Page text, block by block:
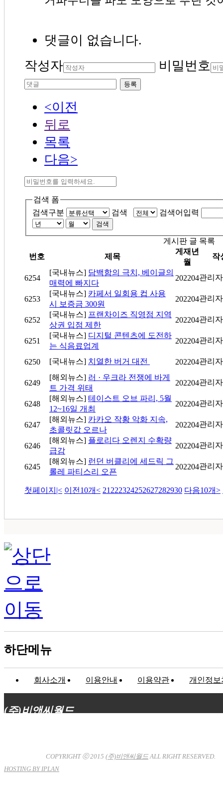
댓글이 없습니다.
작성자
비밀번호
등록
<이전
뒤로
목록
다음>
검색 폼
검색구분
검색 검색어입력
검색
게시판 글 목록
번호
제목
게재년
월
작
6254
[국내뉴스] 담백함의 극치, 베이글의
매력에 빠지다
202204관리자
6253
[국내뉴스] 카페서 일회용 컵 사용
시 보증금 300원
202204관리자
6252
[국내뉴스] 프랜차이즈 직영점 지역
상권 입점 제한
202204관리자
6251
[국내뉴스] 디지털 콘텐츠에 도전하
는 식음료업계
202204관리자
6250 [국내뉴스] 치열한 버거 대전 202204관리자
6249
[해외뉴스] 러 · 우크라 전쟁에 바게
트 가격 위태
202204관리자
6248
[해외뉴스] 테이스트 오브 파리, 5월
12~16일 개최
202204관리자
6247
[해외뉴스] 카카오 작황 악화 지속,
초콜릿값 오르나
202204관리자
6246
[해외뉴스] 플로리다 오렌지 수확량
급감
202204관리자
6245
[해외뉴스] 런던 버클리에 세드릭 그
롤레 파티스리 오픈
202204관리자
첫페이지 |< 이전10개< 21 222324252627282930 다음10개>
하단메뉴
회사소개 이용안내 이용약관 개인정보
(주)비앤씨월드
COPYRIGHT ⓒ 2015 (주)비앤씨월드ALL RIGHT RESERVED.
HOSTING BY IPLAN